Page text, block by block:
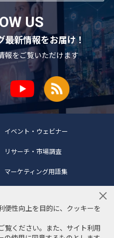
US
最新情報をお届け！
報をご覧いただけます
イベント・ウェビナー
リサーチ・市場調査
マーケティング用語集
ポリシー
サイトマップ
便性向上を目的に、クッキーを
覧ください。また、サイト利用